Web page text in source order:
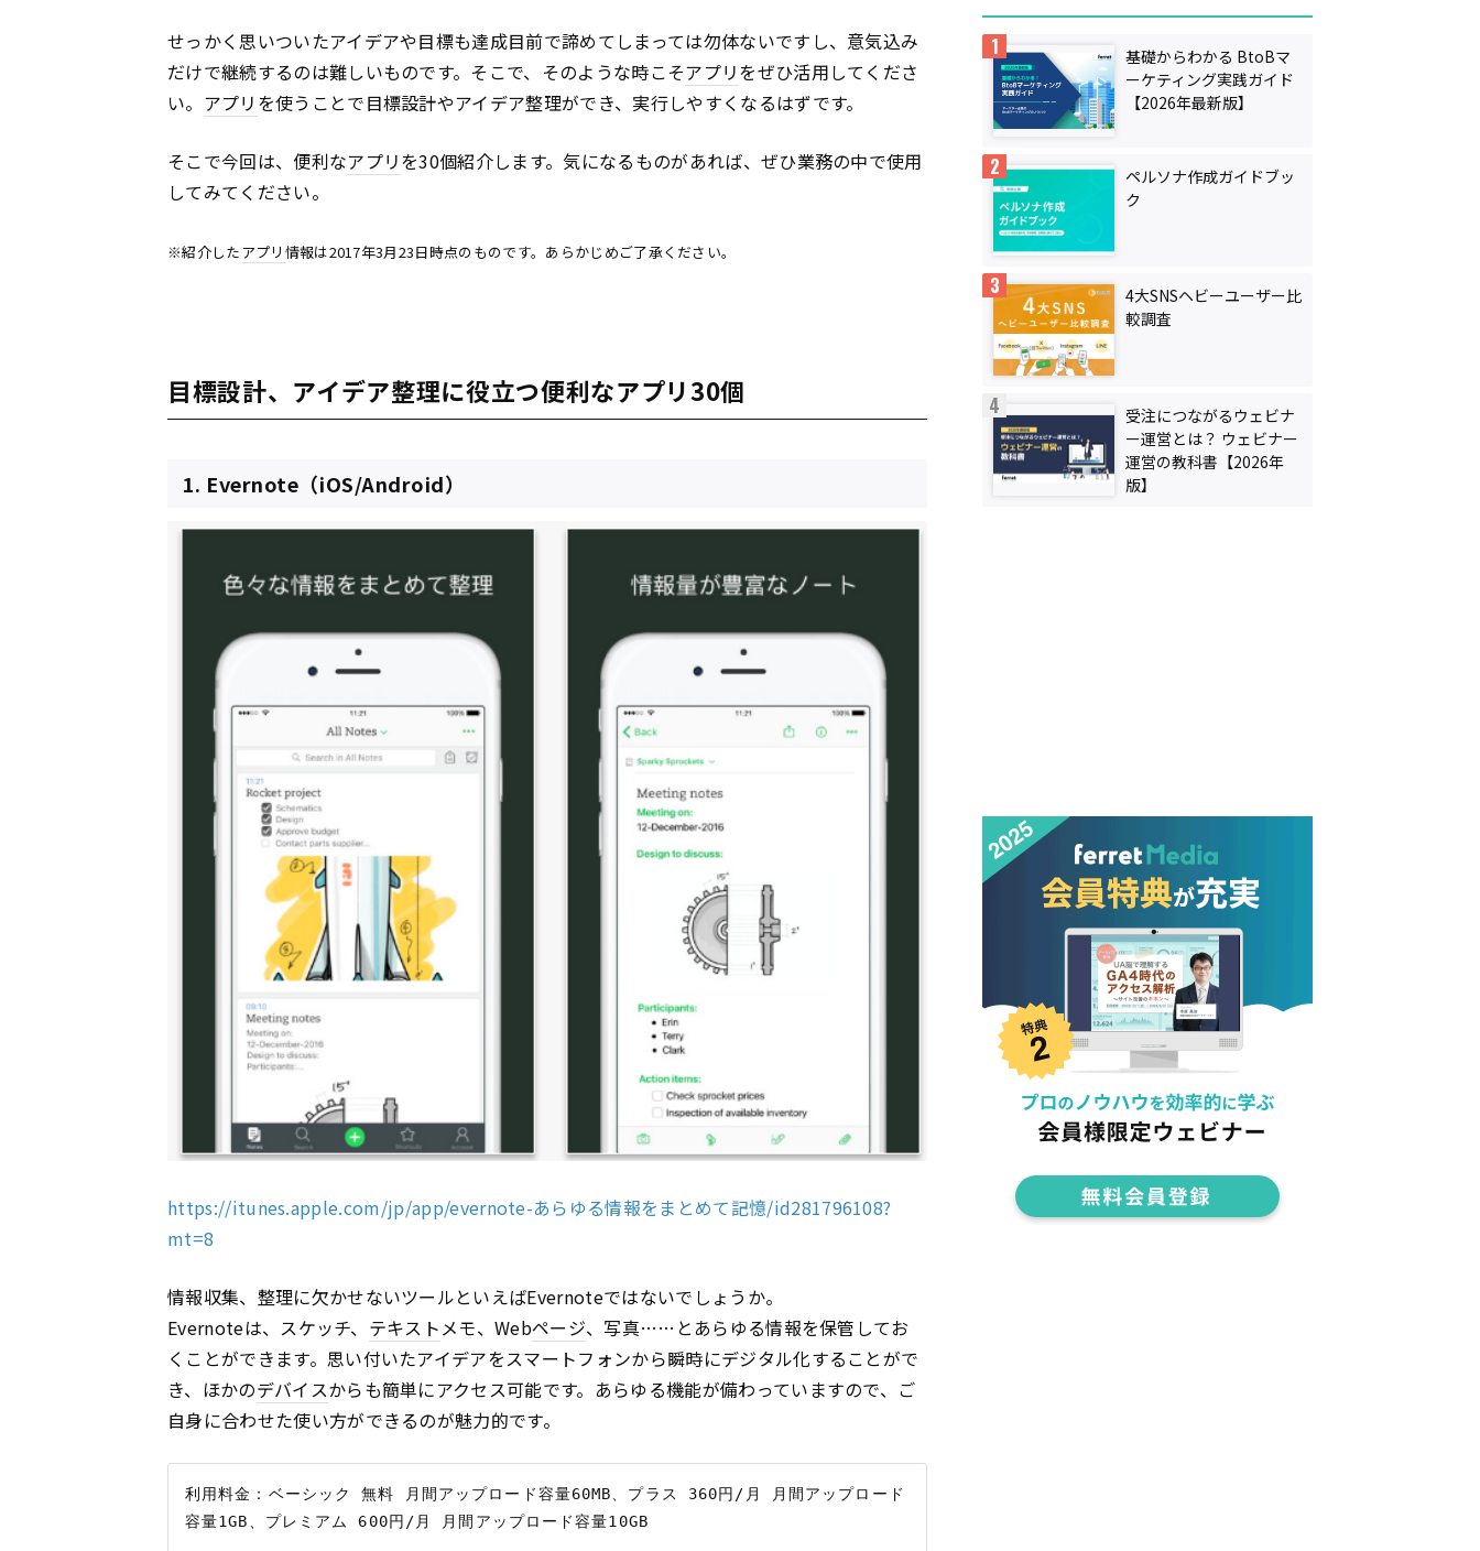
せっかく思いついたアイデアや目標も達成目前で諦めてしまっては勿体ないですし、意気込み
だけで継続するのは難しいものです。そこで、そのような時こそアプリをぜひ活用してくださ
い。 アプリ を使うことで目標設計やアイデア整理ができ、実行しやすくなるはずです。
そこで今回は、便利なアプリを30個紹介します。気になるものがあれば、ぜひ業務の中で使用
してみてください。
※紹介したアプリ 情報は2017年3月23日時点のものです。あらかじめご了承ください。
目標設計、アイデア整理に役立つ便利なアプリ30個
1. Evernote（iOS/Android）
https://itunes.apple.com/jp/app/evernote-あらゆる情報をまとめて記憶/id281796108?
mt=8
情報収集、整理に欠かせないツールといえばEvernoteではないでしょうか。
Evernoteは、スケッチ、 テキストメモ、Webページ、写真……とあらゆる情報を保管してお
くことができます。思い付いたアイデアをスマートフォンから瞬時にデジタル化することがで
き、ほかのデバイスからも簡単にアクセス可能です。あらゆる機能が備わっていますので、ご
自身に合わせた使い方ができるのが魅力的です。
利用料金：ベーシック 無料 月間アップロード容量60MB、プラス 360円/月 月間アップロード
基礎からわかる BtoBマ
ーケティング実践ガイド
【2026年最新版】
ペルソナ作成ガイドブッ
ク
4大SNSヘビーユーザー比
較調査
受注につながるウェビナ
ー運営とは？ ウェビナー
運営の教科書【2026年
版】